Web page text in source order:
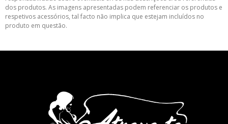
dos produtos. As imagens apresentadas podem referenciar os produtos e
respetivos acessórios, tal facto não implica que estejam incluídos no
produto em questão.